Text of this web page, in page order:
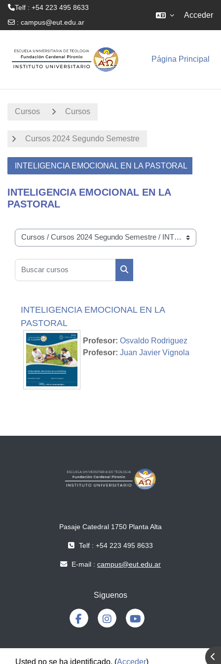
Telf : +54 223 495 8633
: campus@eut.edu.ar
Acceder
Página Principal
Cursos Cursos
Cursos 2024 Segundo Semestre
INTELIGENCIA EMOCIONAL EN LA PASTORAL
INTELIGENCIA EMOCIONAL EN LA
PASTORAL
Categorías
Buscar cursos
Buscar cursos
INTELIGENCIA EMOCIONAL EN LA
PASTORAL
Profesor:Osvaldo Rodriguez
Profesor:Juan Javier Vignola
Pasaje Catedral 1750 Planta Alta
Telf : +54 223 495 8633
E-mail : campus@eut.edu.ar
Siguenos
Usted no se ha identificado. (Acceder)